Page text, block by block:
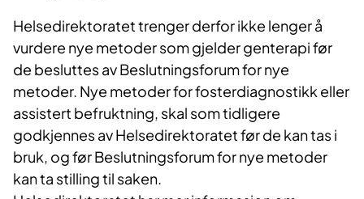
Helsedirektoratet trenger derfor ikke lenger å
vurdere nye metoder som gjelder genterapi før
de besluttes av Beslutningsforum for nye
metoder. Nye metoder for fosterdiagnostikk eller
assistert befruktning, skal som tidligere
godkjennes av Helsedirektoratet før de kan tas i
bruk, og før Beslutningsforum for nye metoder
kan ta stilling til saken.